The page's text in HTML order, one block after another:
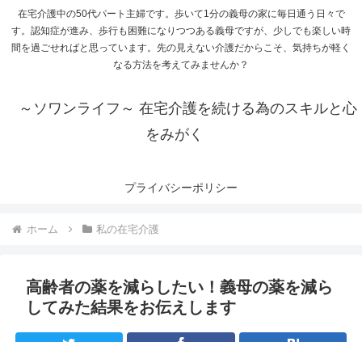
在宅介護中の50代パート主婦です。歩いて1分の義母の家に毎日通う日々で
す。認知症が進み、歩行も困難になりつつある義母ですが、少しでも楽しい時
間を過ごせればと思っています。先の見えない介護だからこそ、気持ちが軽く
なる方法を考えてみませんか？
～ソワンライフ～ 在宅介護を続ける為のスキルと心
をみがく
プライバシーポリシー
ホーム 私の在宅介護
高齢者の薬を減らしたい！義母の薬を減ら
してみた結果をお伝えします